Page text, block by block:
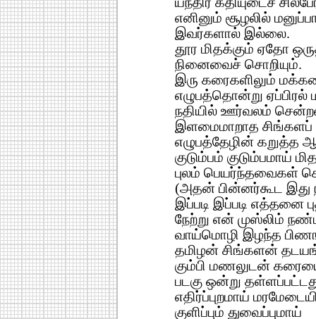
எனினும் சூழலில்
இவர்களால் இல்லை.
தூர மிதக்கும் ஏதோ
நினைவைச் சொறியும்.
இரு கரைகளிலும்
எழுபத்தொன்று ஏப்பிரல்
நதியில் ஊர்வலம்
இளமைமாறாத
எழுபத்தேழின் கறுத்த
குடும்பம் குடும்பமாய்
புலம் பெயர்ந்தவைகள்
(அதன் பின்னர்கூட இது
இப்படி இப்படி எத்தனை
நேற்று என் முஸ்லிம்
வாய்மொழி இழந்த
தமிழன் சிங்களன்
கும்பி மணலுடன்
படகு ஒன்று
எதிர்ப்புறமாய்
குளிப்பும் துவைப்புமாய்